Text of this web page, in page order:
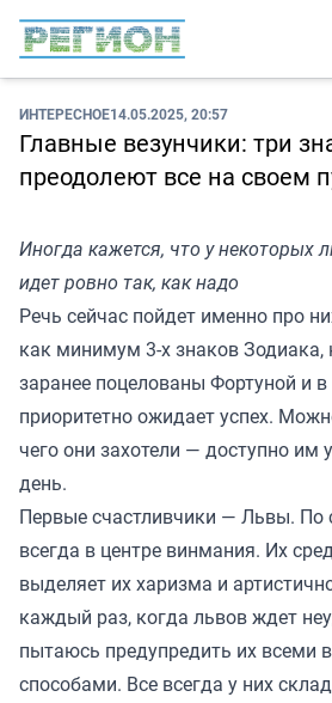
ИНТЕРЕСНОЕ14.05.2025, 20:57
Главные везунчики: три
преодолеют все на своем
Иногда кажется, что у некоторых
идет ровно так, как надо
Речь сейчас пойдет именно про
как минимум 3-х знаков Зодиака,
заранее поцелованы Фортуной и
приоритетно ожидает успех.
чего они захотели — доступно
день.
Первые счастливчики — Львы. По
всегда в центре винмания. Их
выделяет их харизма и
каждый раз, когда львов ждет
пытаюсь предупредить их всеми
способами. Все всегда у них